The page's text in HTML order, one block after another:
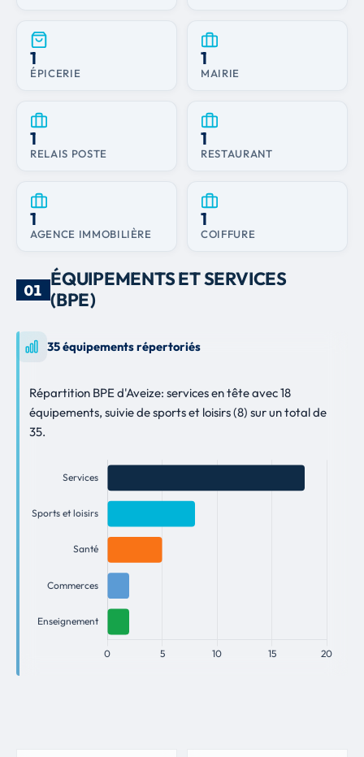
1
ÉPICERIE
1
MAIRIE
1
RELAIS POSTE
1
RESTAURANT
1
AGENCE IMMOBILIÈRE
1
COIFFURE
01
ÉQUIPEMENTS ET SERVICES
(BPE)
35 équipements répertoriés
Répartition BPE d'Aveize: services en tête avec 18
équipements, suivie de sports et loisirs (8) sur un total de
35.